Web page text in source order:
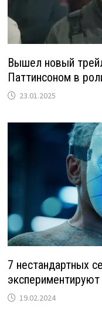
Вышел новый
Паттинсоном в
23.01.2025
7 нестандартных
19.02.2024